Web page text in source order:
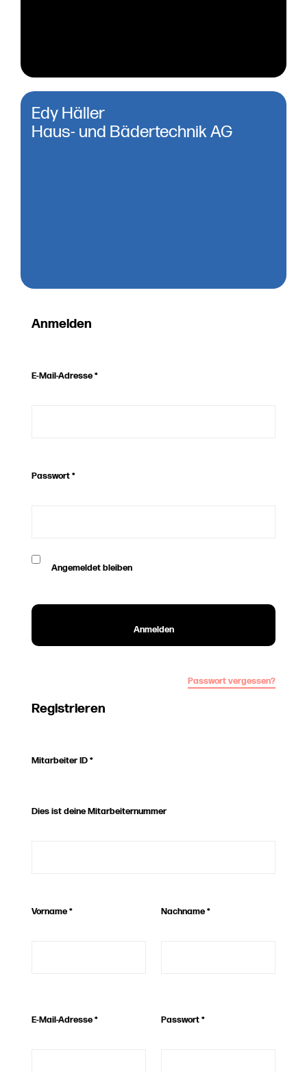
Edy Häller
Haus- und Bädertechnik AG
Anmelden
E-Mail-Adresse*
Passwort*
Angemeldet bleiben
Anmelden
Passwort vergessen?
Registrieren
Mitarbeiter ID*
Dies ist deine Mitarbeiternummer
Vorname* Nachname*
E-Mail-Adresse* Passwort*